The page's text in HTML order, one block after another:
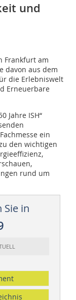
und
Frankfurt am
davon aus dem
die Erlebniswelt
Erneuerbare
Jahre ISH“
ein
den wichtigen
rund um
Sie in